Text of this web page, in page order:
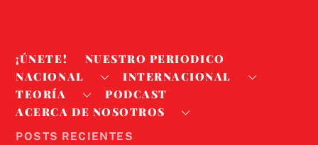
¡ÚNETE!
NUESTRO PERIODICO
NACIONAL
INTERNACIONAL
TEORÍA
PODCAST
ACERCA DE NOSOTROS
POSTS RECIENTES